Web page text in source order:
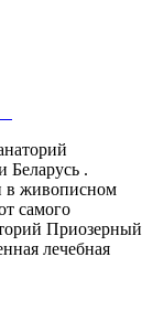
Беларусь .
в живописном
самого
Приозерный
лечебная